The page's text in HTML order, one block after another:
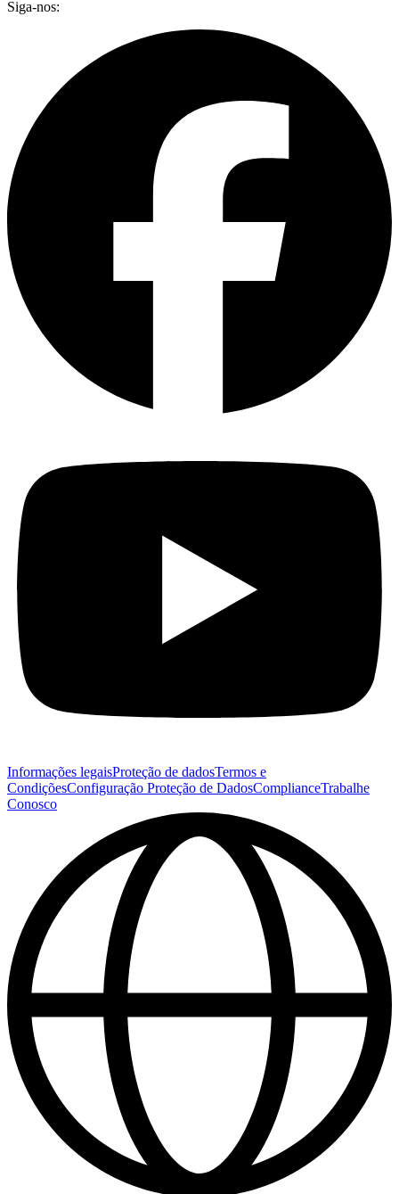
Siga-nos:
Informações legaisProteção de dadosTermos e
CondiçõesConfiguração Proteção de DadosComplianceTrabalhe
Conosco